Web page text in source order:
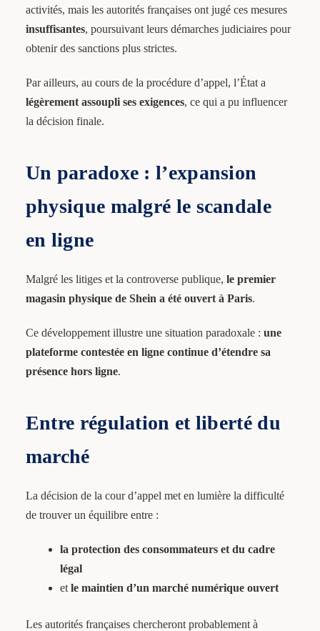
activités, mais les autorités françaises ont jugé ces mesures
insuffisantes, poursuivant leurs démarches judiciaires pour
obtenir des sanctions plus strictes.
Par ailleurs, au cours de la procédure d’appel, l’État a
légèrement assoupli ses exigences, ce qui a pu influencer
la décision finale.
Un paradoxe : l’expansion
physique malgré le scandale
en ligne
Malgré les litiges et la controverse publique, le premier
magasin physique de Shein a été ouvert à Paris.
Ce développement illustre une situation paradoxale : une
plateforme contestée en ligne continue d’étendre sa
présence hors ligne.
Entre régulation et liberté du
marché
La décision de la cour d’appel met en lumière la difficulté
de trouver un équilibre entre :
la protection des consommateurs et du cadre
légal
et le maintien d’un marché numérique ouvert
Les autorités françaises chercheront probablement à